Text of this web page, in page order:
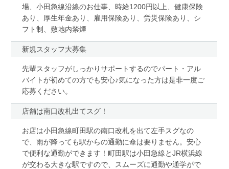
場、小田急線沿線のお仕事、時給1200円以上、健康保険
あり、厚生年金あり、雇用保険あり、労災保険あり、シ
フト制、敷地内禁煙
新規スタッフ大募集
先輩スタッフがしっかりサポートするのでパート・アル
バイトが初めての方でも安心♪気になった方は是非一度ご
応募ください。
店舗は南口改札出てスグ！
お店は小田急線町田駅の南口改札を出て左手スグなの
で、雨が降っても駅からの通勤に傘は要りません。安心
で便利な通勤ができます！町田駅は小田急線とJR横浜線
が交わる大きな駅ですので、スムーズに通勤や通学がで